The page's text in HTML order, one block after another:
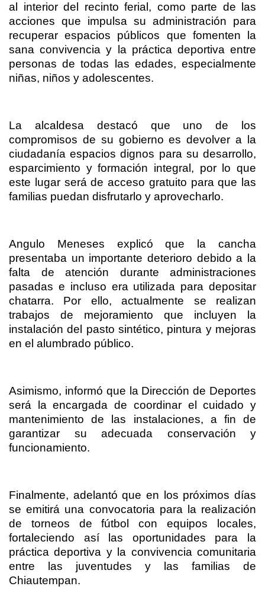
al interior del recinto ferial, como parte de las
acciones que impulsa su administración para
recuperar espacios públicos que fomenten la
sana convivencia y la práctica deportiva entre
personas de todas las edades, especialmente
niñas, niños y adolescentes.
La alcaldesa destacó que uno de los
compromisos de su gobierno es devolver a la
ciudadanía espacios dignos para su desarrollo,
esparcimiento y formación integral, por lo que
este lugar será de acceso gratuito para que las
familias puedan disfrutarlo y aprovecharlo.
Angulo Meneses explicó que la cancha
presentaba un importante deterioro debido a la
falta de atención durante administraciones
pasadas e incluso era utilizada para depositar
chatarra. Por ello, actualmente se realizan
trabajos de mejoramiento que incluyen la
instalación del pasto sintético, pintura y mejoras
en el alumbrado público.
Asimismo, informó que la Dirección de Deportes
será la encargada de coordinar el cuidado y
mantenimiento de las instalaciones, a fin de
garantizar su adecuada conservación y
funcionamiento.
Finalmente, adelantó que en los próximos días
se emitirá una convocatoria para la realización
de torneos de fútbol con equipos locales,
fortaleciendo así las oportunidades para la
práctica deportiva y la convivencia comunitaria
entre las juventudes y las familias de
Chiautempan.